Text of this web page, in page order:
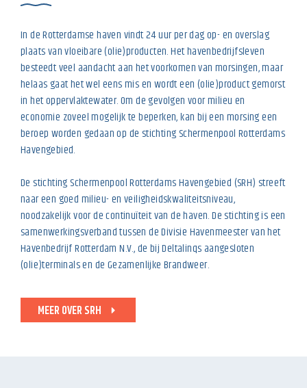
In de Rotterdamse haven vindt 24 uur per dag op- en overslag
plaats van vloeibare (olie)producten. Het havenbedrijfsleven
besteedt veel aandacht aan het voorkomen van morsingen, maar
helaas gaat het wel eens mis en wordt een (olie)product gemorst
in het oppervlaktewater. Om de gevolgen voor milieu en
economie zoveel mogelijk te beperken, kan bij een morsing een
beroep worden gedaan op de stichting Schermenpool Rotterdams
Havengebied.
De stichting Schermenpool Rotterdams Havengebied (SRH) streeft
naar een goed milieu- en veiligheidskwaliteitsniveau,
noodzakelijk voor de continuïteit van de haven. De stichting is een
samenwerkingsverband tussen de Divisie Havenmeester van het
Havenbedrijf Rotterdam N.V., de bij Deltalinqs aangesloten
(olie)terminals en de Gezamenlijke Brandweer.
MEER OVER SRH